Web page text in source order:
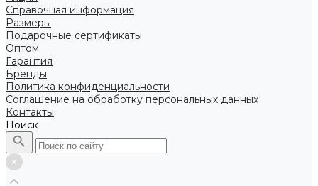
Справочная информация
Размеры
Подарочные сертификаты
Оптом
Гарантия
Бренды
Политика конфиденциальности
Соглашение на обработку персональных данных
Контакты
Поиск